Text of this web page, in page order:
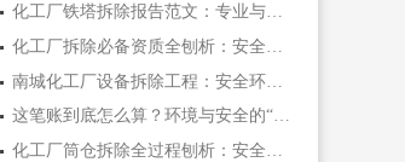
化工厂铁塔拆除报告范文：专业与核心要点解析
南城化工厂设备拆除工程：安全环保与效率高的实践
这笔账到底怎么算？环境与安全的“硬道理”
化工厂筒仓拆除全过程刨析：安全、环保与效率高的根本步骤